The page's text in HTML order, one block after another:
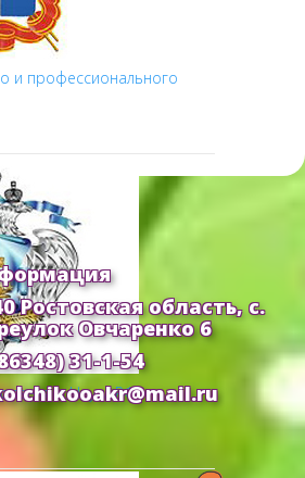
и профессионального
и Науки РФ
Ростовская область, с.
Овчаренко 6
31-1-54